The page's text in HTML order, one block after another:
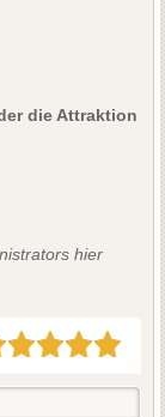
die Attraktion
hier